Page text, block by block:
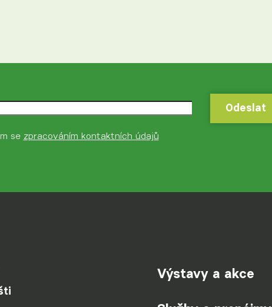
Odeslat
Odeslat
se zpracováním kontaktních údajů
Výstavy a akce